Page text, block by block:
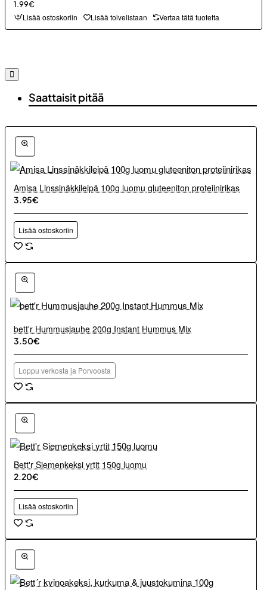
1.99€
Lisää ostoskoriin Lisää toivelistaan Vertaa tätä tuotetta
Saattaisit pitää
Amisa Linssinäkkileipä 100g luomu gluteeniton proteiinirikas
3.95€
Lisää ostoskoriin
bett'r Hummusjauhe 200g Instant Hummus Mix
3.50€
Loppu verkosta ja Porvoosta
Bett'r Siemenkeksi yrtit 150g luomu
2.20€
Lisää ostoskoriin